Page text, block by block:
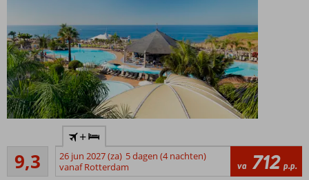
Heerlijk 5-
sterrenhotel
vlak bij het
strand
9,3
Uitstekend
43
beoordelingen
+
26 jun 2027 (za) 5 dagen (4 nachten)
vanaf Rotterdam
va 712 p.p.